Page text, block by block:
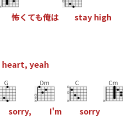
怖く ても俺は stay high
heart, yeah
G
sorry,
Dm
I'm
C
sorry
Cm